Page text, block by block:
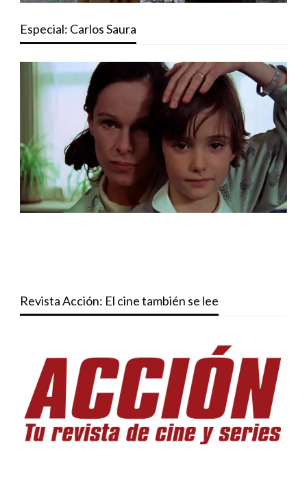
Especial: Carlos Saura
Revista Acción: El cine también se lee